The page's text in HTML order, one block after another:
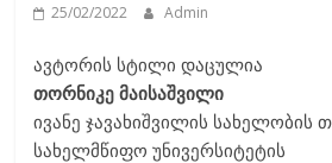
25/02/2022 Admin
ავტორის სტილი დაცულია
თორნიკე მაისაშვილი
ივანე ჯავახიშვილის სახელობის
სახელმწიფო უნივერსიტეტის